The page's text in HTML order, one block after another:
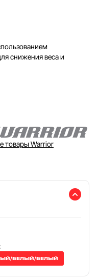
снижения веса и
товары Warrior
БЕЛЫЙ/БЕЛЫЙ